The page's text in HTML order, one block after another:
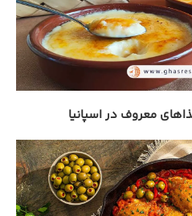
معروف در اسپانیا